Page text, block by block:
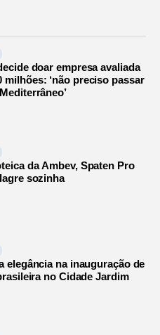
doar empresa avaliada
milhões: ‘não preciso passar
da Ambev, Spaten Pro
sozinha
elegância na inauguração de
no Cidade Jardim